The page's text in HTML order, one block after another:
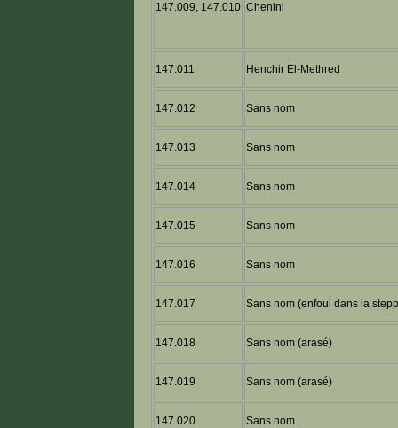
147.009, 147.010 Chenini
147.011 Henchir El-Methred
147.012 Sans nom
147.013 Sans nom
147.014 Sans nom
147.015 Sans nom
147.016 Sans nom
147.017 Sans nom (enfoui dans la
147.018 Sans nom (arasé)
147.019 Sans nom (arasé)
147.020 Sans nom